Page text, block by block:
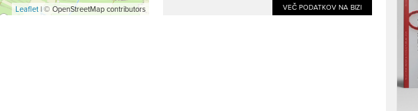
Leaflet| © OpenStreetMap contributors VEČ PODATKOV NA BIZI